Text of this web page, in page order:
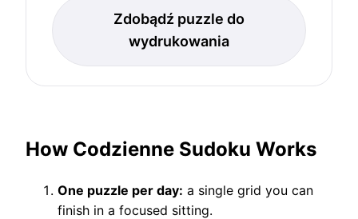
Zdobądź puzzle do
wydrukowania
How Codzienne Sudoku Works
One puzzle per day: a single grid you can
finish in a focused sitting.